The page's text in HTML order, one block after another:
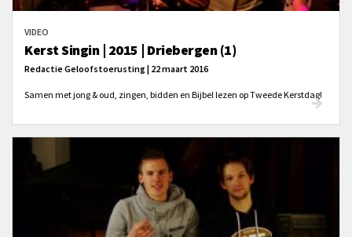
VIDEO
Kerst Singin | 2015 | Driebergen (1)
Redactie Geloofstoerusting | 22 maart 2016
Samen met jong & oud, zingen, bidden en Bijbel lezen op Tweede Kerstdag!